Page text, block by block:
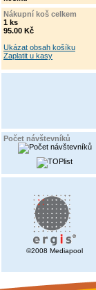
Nákupní koš celkem
1 ks
95.00 Kč
Ukázat obsah košíku
Zaplatit u kasy
Počet návštevníků
©2008 Mediapool